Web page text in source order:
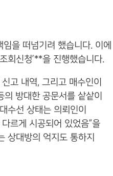
을 떠넘기려 했습니다. 이에
회신청’**을 진행했습니다.
고 내역, 그리고 매수인이
의 방대한 공문서를 샅샅이
수선 상태는 의뢰인이
르게 시공되어 있었음”을
상대방의 억지도 통하지